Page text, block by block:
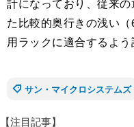
た比較的奥行きの浅い
用ラックに適合するよう
サン・マイクロシステムズ
【注目記事】